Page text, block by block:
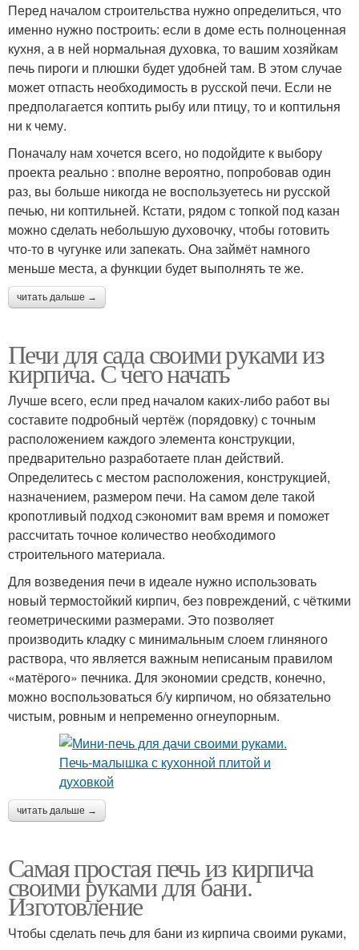
Перед началом строительства нужно определиться, что
именно нужно построить: если в доме есть полноценная
кухня, а в ней нормальная духовка, то вашим хозяйкам
печь пироги и плюшки будет удобней там. В этом случае
может отпасть необходимость в русской печи. Если не
предполагается коптить рыбу или птицу, то и коптильня
ни к чему.
Поначалу нам хочется всего, но подойдите к выбору
проекта реально : вполне вероятно, попробовав один
раз, вы больше никогда не воспользуетесь ни русской
печью, ни коптильней. Кстати, рядом с топкой под казан
можно сделать небольшую духовочку, чтобы готовить
что-то в чугунке или запекать. Она займёт намного
меньше места, а функции будет выполнять те же.
читать дальше →
Печи для сада своими руками из
кирпича. С чего начать
Лучше всего, если пред началом каких-либо работ вы
составите подробный чертёж (порядовку) с точным
расположением каждого элемента конструкции,
предварительно разработаете план действий.
Определитесь с местом расположения, конструкцией,
назначением, размером печи. На самом деле такой
кропотливый подход сэкономит вам время и поможет
рассчитать точное количество необходимого
строительного материала.
Для возведения печи в идеале нужно использовать
новый термостойкий кирпич, без повреждений, с чёткими
геометрическими размерами. Это позволяет
производить кладку с минимальным слоем глиняного
раствора, что является важным неписаным правилом
«матёрого» печника. Для экономии средств, конечно,
можно воспользоваться б/у кирпичом, но обязательно
чистым, ровным и непременно огнеупорным.
читать дальше →
Самая простая печь из кирпича
своими руками для бани.
Изготовление
Чтобы сделать печь для бани из кирпича своими руками,